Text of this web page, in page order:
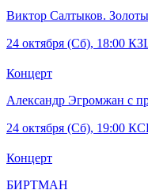
Виктор Салтыков.
24 октября (Сб), 18:00
Концерт
Александр Эгромжан с
24 октября (Сб), 19:00
Концерт
БИРТМАН